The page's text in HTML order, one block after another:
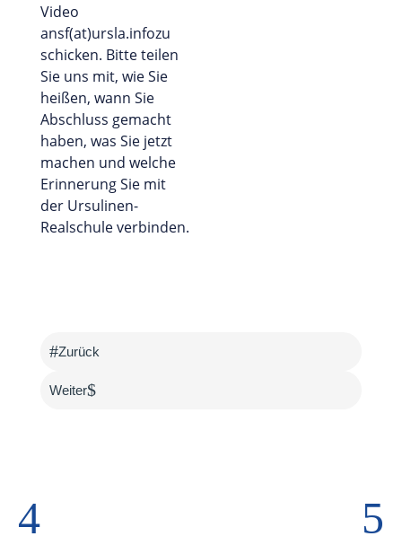
Video
ansf(at)ursla.infozu
schicken. Bitte teilen
Sie uns mit, wie Sie
heißen, wann Sie
Abschluss gemacht
haben, was Sie jetzt
machen und welche
Erinnerung Sie mit
der Ursulinen-
Realschule verbinden.
#Zurück
Weiter$
4 5